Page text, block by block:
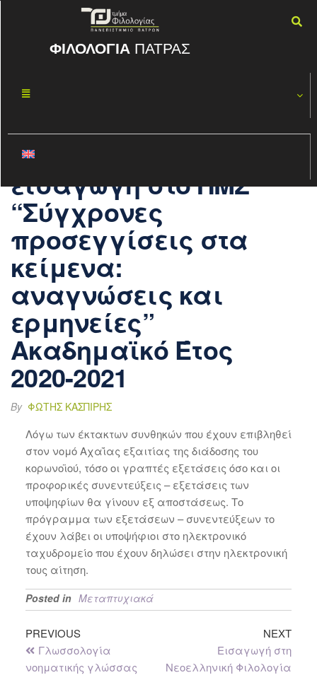
ΦΙΛΟΛΟΓΙΑ ΠΑΤΡΑΣ
08
συνεντεύξεις
υποψηφίων για
εισαγωγή στο ΠΜΣ
“Σύγχρονες
προσεγγίσεις στα
κείμενα:
αναγνώσεις και
ερμηνείες”
Ακαδημαϊκό Έτος
2020-2021
By ΦΏΤΗΣ ΚΑΣΠΊΡΗΣ
Λόγω των έκτακτων συνθηκών που έχουν επιβληθεί
στον νομό Αχαΐας εξαιτίας της διάδοσης του
κορωνοϊού, τόσο οι γραπτές εξετάσεις όσο και οι
προφορικές συνεντεύξεις – εξετάσεις των
υποψηφίων θα γίνουν εξ αποστάσεως. Το
πρόγραμμα των εξετάσεων – συνεντεύξεων το
έχουν λάβει οι υποψήφιοι στο ηλεκτρονικό
ταχυδρομείο που έχουν δηλώσει στην ηλεκτρονική
τους αίτηση.
Posted in Μεταπτυχιακά
PREVIOUS
Γλωσσολογία
νοηματικής γλώσσας
NEXT
Εισαγωγή στη
Νεοελληνική Φιλολογία